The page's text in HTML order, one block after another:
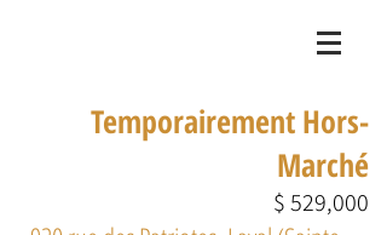
Temporairement Hors-
Marché
$ 529,000